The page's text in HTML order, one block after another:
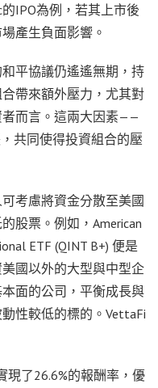
IPO為例，若其上市後
產生負面影響。
平協議仍遙遙無期，持
帶來額外壓力，尤其對
而言。這兩大因素——
共同使得投資組合的壓
考慮將資金分散至美國
股票。例如，American
ETF (QINT B+) 便是
國以外的大型與中型企
面的公司，平衡成長與
性較低的標的。VettaFi
現了26.6%的報酬率，優